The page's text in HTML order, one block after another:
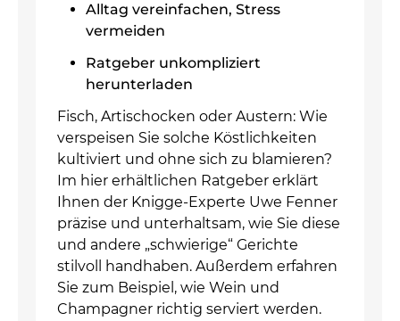
Alltag vereinfachen, Stress
vermeiden
Ratgeber unkompliziert
herunterladen
Fisch, Artischocken oder Austern: Wie
verspeisen Sie solche Köstlichkeiten
kultiviert und ohne sich zu blamieren?
Im hier erhältlichen Ratgeber erklärt
Ihnen der Knigge-Experte Uwe Fenner
präzise und unterhaltsam, wie Sie diese
und andere „schwierige“ Gerichte
stilvoll handhaben. Außerdem erfahren
Sie zum Beispiel, wie Wein und
Champagner richtig serviert werden.